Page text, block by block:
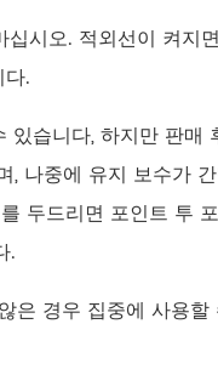
시오. 적외선이 켜지
.
습니다, 하지만 판매
나중에 유지 보수가
두드리면 포인트 투
.
은 경우 집중에 사용